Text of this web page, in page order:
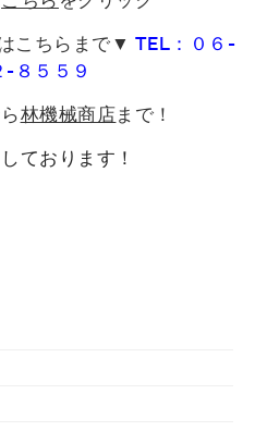
こちらまで▼ TEL：０６-
-８５５９
林機械商店まで！
ております！